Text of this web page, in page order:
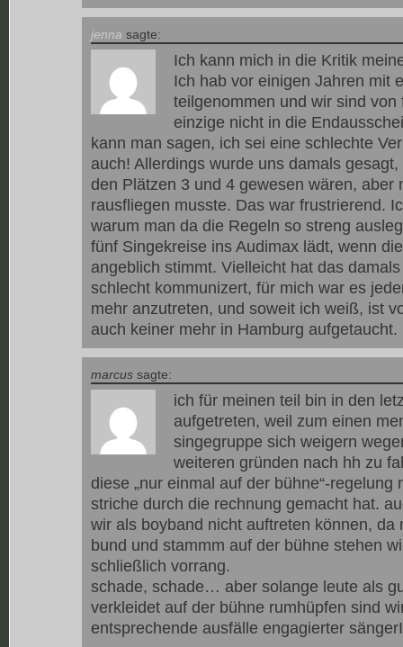
jenna sagte:
Ich kann mich in die Kritik
Ich hab vor einigen Jahren mit
teilgenommen und wir sind
einzige nicht in die
kann man sagen, ich sei eine schlechte
auch! Allerdings wurde uns damals
den Plätzen 3 und 4 gewesen wären, aber
rausfliegen musste. Das war frustrierend.
warum man da die Regeln so streng
fünf Singekreise ins Audimax lädt, wenn
angeblich stimmt. Vielleicht hat das
schlecht kommunizert, für mich war es
mehr anzutreten, und soweit ich weiß, ist
auch keiner mehr in Hamburg aufgetaucht.
marcus sagte:
ich für meinen teil bin in den
aufgetreten, weil zum einen
singegruppe sich weigern
weiteren gründen nach hh zu
diese „nur einmal auf der bühne“-regelung
striche durch die rechnung gemacht hat.
wir als boyband nicht auftreten können, da
bund und stammm auf der bühne stehen
schließlich vorrang.
schade, schade… aber solange leute als
verkleidet auf der bühne rumhüpfen sind
entsprechende ausfälle engagierter